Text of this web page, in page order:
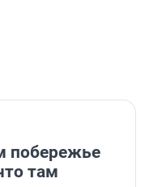
побережье
там